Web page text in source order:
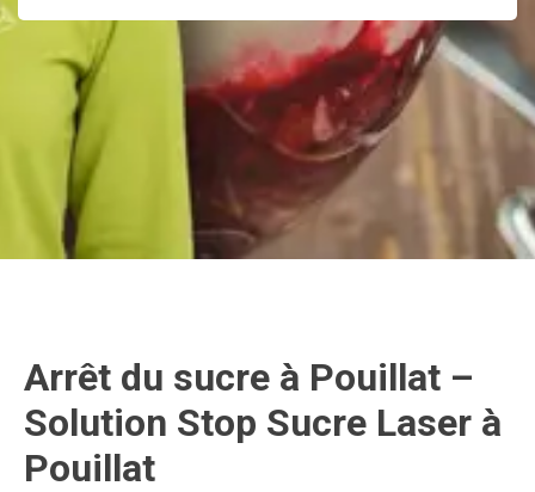
Arrêt du sucre à Pouillat –
Solution Stop Sucre Laser à
Pouillat